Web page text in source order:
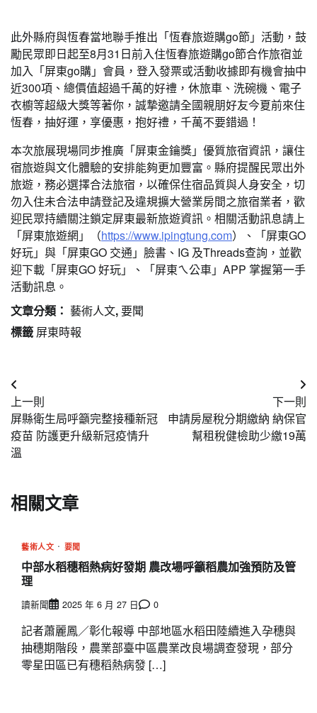
此外縣府與恆春當地聯手推出「恆春旅遊購go節」活動，鼓
勵民眾即日起至8月31日前入住恆春旅遊購go節合作旅宿並
加入「屏東go購」會員，登入發票或活動收據即有機會抽中
近300項、總價值超過千萬的好禮，休旅車、洗碗機、電子
衣櫥等超級大獎等著你，誠摯邀請全國親朋好友今夏前來住
恆春，抽好運，享優惠，抱好禮，千萬不要錯過！
本次旅展現場同步推廣「屏東金鑰獎」優質旅宿資訊，讓住
宿旅遊與文化體驗的安排能夠更加豐富。縣府提醒民眾出外
旅遊，務必選擇合法旅宿，以確保住宿品質與人身安全，切
勿入住未合法申請登記及違規擴大營業房間之旅宿業者，歡
迎民眾持續關注鎖定屏東最新旅遊資訊。相關活動訊息請上
「屏東旅遊網」（https://www.ipingtung.com）、「屏東GO
好玩」與「屏東GO 交通」臉書、IG 及Threads查詢，並歡
迎下載「屏東GO 好玩」、「屏東ㄟ公車」APP 掌握第一手
活動訊息。
文章分類： 藝術人文,要聞
標籤 屏東時報
文
章
導
覽
上一則
屏縣衛生局呼籲完整接種新冠
疫苗 防護更升級新冠疫情升
溫
下一則
申請房屋稅分期繳納 納保官
幫租稅健檢助少繳19萬
相關文章
藝術人文 要聞
中部水稻穗稻熱病好發期 農改場呼籲稻農加強預防及管
理
讀新聞 2025 年 6 月 27 日 0
記者蕭麗鳳／彰化報導 中部地區水稻田陸續進入孕穗與
抽穗期階段，農業部臺中區農業改良場調查發現，部分
零星田區已有穗稻熱病發 […]